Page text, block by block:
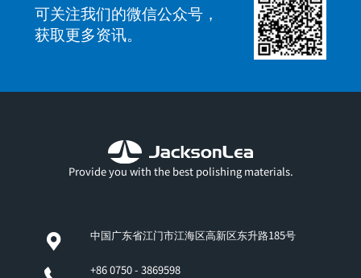
可关注我们的微信公众号，
获取更多资讯。
Provide you with the best polishing materials.
中国广东省江门市江海区高新区东升路185号
+86 0750 - 3869598